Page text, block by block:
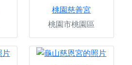
桃園慈善宮
桃園市桃園區